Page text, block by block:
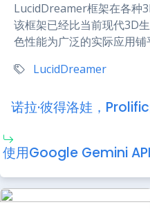
LucidDreamer框架在各种
该框架已经比当前现代3D
色性能为广泛的实际应用铺
LucidDreamer
诺拉·彼得洛娃，
使用Google Gemini API